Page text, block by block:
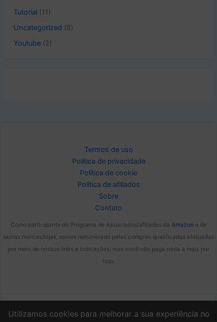
Tutorial(11)
Uncategorized (8)
Youtube(2)
Termos de uso
Política de privacidade
Política de cookie
Política de afiliados
Sobre
Contato
Como participante do Programa de Associados/afiliados da Amazon e de
outras marcas/lojas, somos remunerado pelas compras qualificadas efetuadas
por meio de nossos links e indicações; mas você não paga nada a mais por
isso.
Copyright © 2026 Liga Essa Dica
Utilizamos cookies para melhorar a sua experiência no